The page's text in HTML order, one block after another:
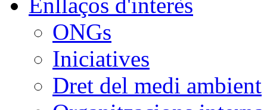
Enllaços d'interès
ONGs
Iniciatives
Dret del medi ambient